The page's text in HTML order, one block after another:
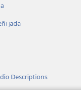
jada
Descriptions